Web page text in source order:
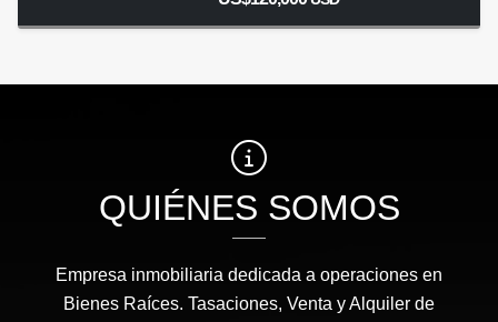
QUIÉNES SOMOS
Empresa inmobiliaria dedicada a operaciones en
Bienes Raíces. Tasaciones, Venta y Alquiler de